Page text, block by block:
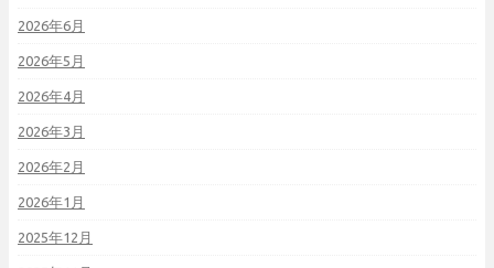
2026年6月
2026年5月
2026年4月
2026年3月
2026年2月
2026年1月
2025年12月